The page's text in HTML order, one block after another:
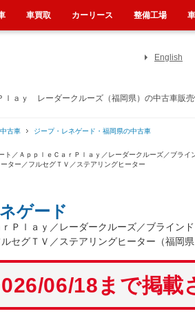
ａｙ レーダークルーズ（福岡県）の中古車販売
English
古車
ジープ・レネゲード・福岡県の中古車
／ＡｐｐｌｅＣａｒＰｌａｙ／レーダークルーズ／ブライ
ター／フルセグＴＶ／ステアリングヒーター
ゲード
Ｐｌａｙ／レーダークルーズ／ブライン
セグＴＶ／ステアリングヒーター（福岡県
06/18まで掲載
車買取 カーリース 整備工場